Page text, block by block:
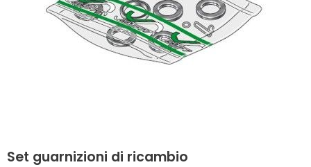
Set guarnizioni di ricambio